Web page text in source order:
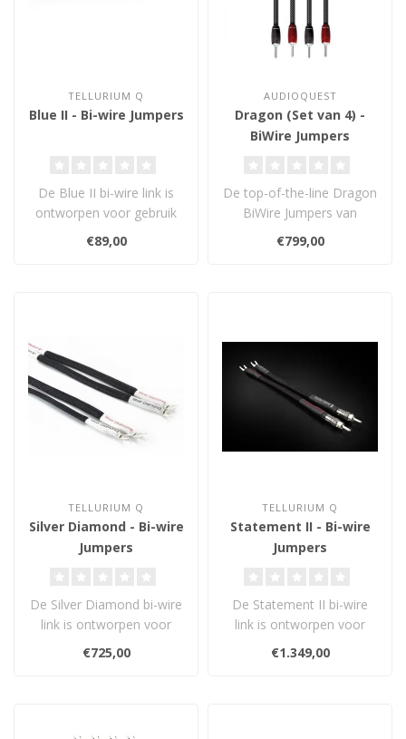
TELLURIUM Q
Blue II - Bi-wire Jumpers
De Blue II bi-wire link is
ontworpen voor gebruik
met Tellurium Q Blue II ter
ve..
€89,00
AUDIOQUEST
Dragon (Set van 4) -
BiWire Jumpers
De top-of-the-line Dragon
BiWire Jumpers van
AudioQuest maken
gebruik van Direct..
€799,00
TELLURIUM Q
Silver Diamond - Bi-wire
Jumpers
De Silver Diamond bi-wire
link is ontworpen voor
gebruik met Tellurium Q
Silver ..
€725,00
TELLURIUM Q
Statement II - Bi-wire
Jumpers
De Statement II bi-wire
link is ontworpen voor
gebruik met Tellurium Q
Statement..
€1.349,00